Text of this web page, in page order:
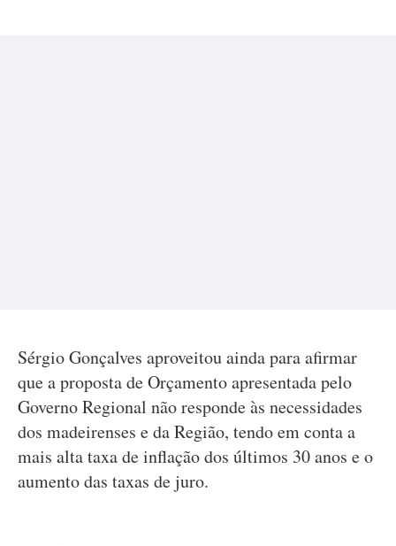
Sérgio Gonçalves aproveitou ainda para afirmar
que a proposta de Orçamento apresentada pelo
Governo Regional não responde às necessidades
dos madeirenses e da Região, tendo em conta a
mais alta taxa de inflação dos últimos 30 anos e o
aumento das taxas de juro.